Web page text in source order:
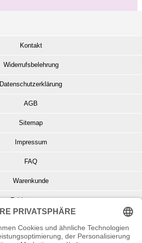
Kontakt
Widerrufsbelehrung
Datenschutzerklärung
AGB
Sitemap
Impressum
FAQ
Warenkunde
Zahlungsarten
Elektro- u. Elektronikgeräten